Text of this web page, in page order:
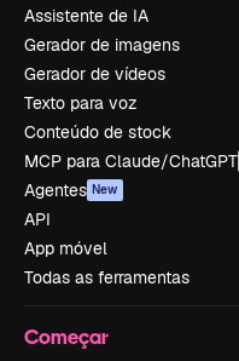
Assistente de IA
Gerador de imagens
Gerador de vídeos
Texto para voz
Conteúdo de stock
MCP para Claude/ChatGPT
Agentes New
API
App móvel
Todas as ferramentas
Começar